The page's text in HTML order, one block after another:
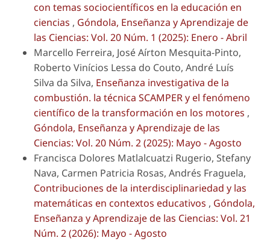
con temas sociocientíficos en la educación en
ciencias , Góndola, Enseñanza y Aprendizaje de
las Ciencias: Vol. 20 Núm. 1 (2025): Enero - Abril
Marcello Ferreira, José Aírton Mesquita-Pinto,
Roberto Vinícios Lessa do Couto, André Luís
Silva da Silva, Enseñanza investigativa de la
combustión. la técnica SCAMPER y el fenómeno
científico de la transformación en los motores ,
Góndola, Enseñanza y Aprendizaje de las
Ciencias: Vol. 20 Núm. 2 (2025): Mayo - Agosto
Francisca Dolores Matlalcuatzi Rugerio, Stefany
Nava, Carmen Patricia Rosas, Andrés Fraguela,
Contribuciones de la interdisciplinariedad y las
matemáticas en contextos educativos , Góndola,
Enseñanza y Aprendizaje de las Ciencias: Vol. 21
Núm. 2 (2026): Mayo - Agosto